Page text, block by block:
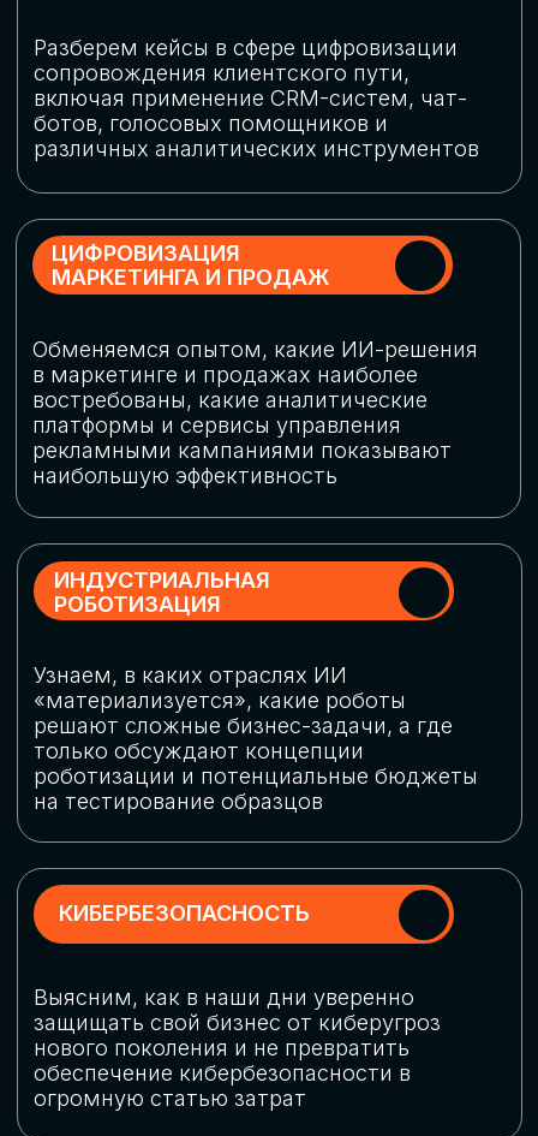
СПИКЕРЫ
СТАТЬ СПИКЕРОМ
В конференции участвовали более 120 спикеров